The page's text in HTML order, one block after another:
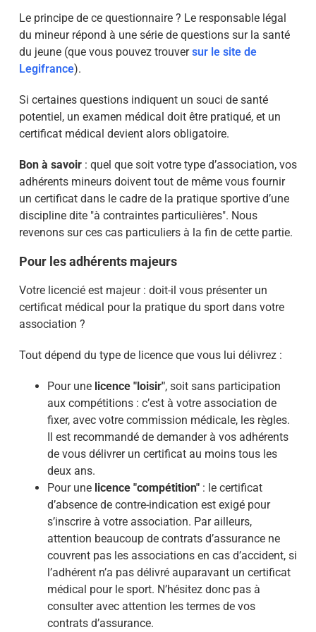
Le principe de ce questionnaire ? Le responsable légal
du mineur répond à une série de questions sur la santé
du jeune (que vous pouvez trouversur le site de
Legifrance).
Si certaines questions indiquent un souci de santé
potentiel, un examen médical doit être pratiqué, et un
certificat médical devient alors obligatoire.
Bon à savoir : quel que soit votre type d’association, vos
adhérents mineurs doivent tout de même vous fournir
un certificat dans le cadre de la pratique sportive d’une
discipline dite "à contraintes particulières". Nous
revenons sur ces cas particuliers à la fin de cette partie.
Pour les adhérents majeurs
Votre licencié est majeur : doit-il vous présenter un
certificat médical pour la pratique du sport dans votre
association ?
Tout dépend du type de licence que vous lui délivrez :
Pour une licence "loisir", soit sans participation
aux compétitions : c’est à votre association de
fixer, avec votre commission médicale, les règles.
Il est recommandé de demander à vos adhérents
de vous délivrer un certificat au moins tous les
deux ans.
Pour unelicence "compétition": le certificat
d’absence de contre-indication est exigé pour
s’inscrire à votre association. Par ailleurs,
attention beaucoup de contrats d’assurance ne
couvrent pas les associations en cas d’accident, si
l’adhérent n’a pas délivré auparavant un certificat
médical pour le sport. N’hésitez donc pas à
consulter avec attention les termes de vos
contrats d’assurance.